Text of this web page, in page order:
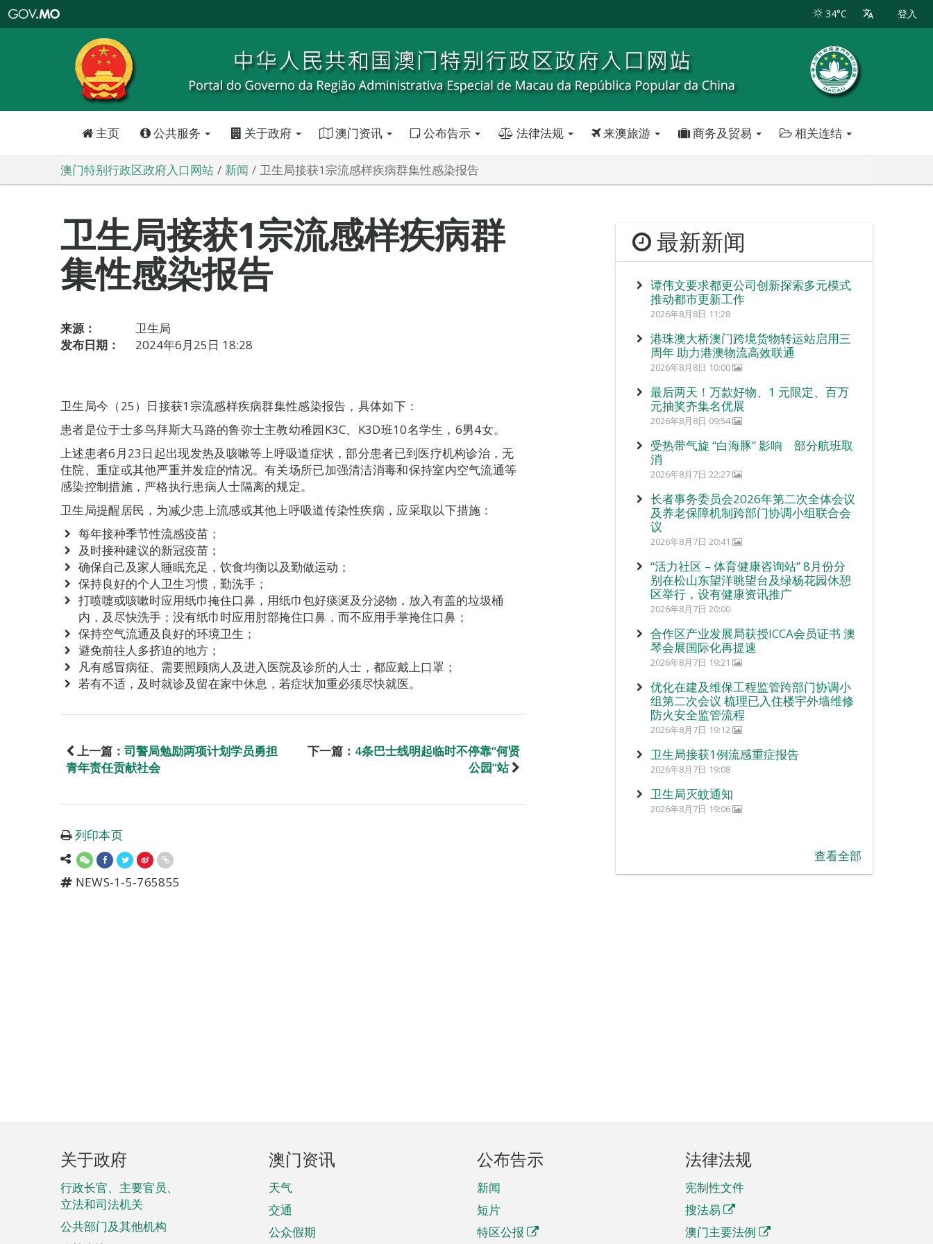
特
政
区
政
口
34°C 登入
主页 公共服务 关于政府 澳门资讯 公布告示 法律法规 来澳旅游 商务及贸易 相关连结
澳门特别行政区政府入口网站 新闻 卫生局接获1宗流感样疾病群集性感染报告
卫生局接获1宗流感样疾病群
集性感染报告
来源：
卫生局
发布日期：
2024年6月25日 18:28
卫生局今（25）日接获1宗流感样疾病群集性感染报告，具体如下：
患者是位于士多鸟拜斯大马路的鲁弥士主教幼稚园K3C、K3D班10名学生，6男4女。
上述患者6月23日起出现发热及咳嗽等上呼吸道症状，部分患者已到医疗机构诊治，无
住院、重症或其他严重并发症的情况。有关场所已加强清洁消毒和保持室内空气流通等
感染控制措施，严格执行患病人士隔离的规定。
卫生局提醒居民，为减少患上流感或其他上呼吸道传染性疾病，应采取以下措施：
每年接种季节性流感疫苗；
及时接种建议的新冠疫苗；
确保自己及家人睡眠充足，饮食均衡以及勤做运动；
保持良好的个人卫生习惯，勤洗手；
打喷嚏或咳嗽时应用纸巾掩住口鼻，用纸巾包好痰涎及分泌物，放入有盖的垃圾桶
内，及尽快洗手；没有纸巾时应用肘部掩住口鼻，而不应用手掌掩住口鼻；
保持空气流通及良好的环境卫生；
避免前往人多挤迫的地方；
凡有感冒病征、需要照顾病人及进入医院及诊所的人士，都应戴上口罩；
若有不适，及时就诊及留在家中休息，若症状加重必须尽快就医。
上一篇： 司警局勉励两项计划学员勇担
青年责任贡献社会
下一篇： 4条巴士线明起临时不停靠“何贤
公园”站
列印本页
NEWS-1-5-765855
最新新闻
谭伟文要求都更公司创新探索多元模式
推动都市更新工作
2026年8月8日 11:28
港珠澳大桥澳门跨境货物转运站启用三
周年 助力港澳物流高效联通
2026年8月8日 10:00
最后两天！万款好物、1 元限定、百万
元抽奖齐集名优展
2026年8月8日 09:54
受热带气旋 “白海豚” 影响 部分航班取
消
2026年8月7日 22:27
长者事务委员会2026年第二次全体会议
及养老保障机制跨部门协调小组联合会
议
2026年8月7日 20:41
“活力社区 – 体育健康咨询站” 8月份分
别在松山东望洋眺望台及绿杨花园休憩
区举行，设有健康资讯推广
2026年8月7日 20:00
合作区产业发展局获授ICCA会员证书 澳
琴会展国际化再提速
2026年8月7日 19:21
优化在建及维保工程监管跨部门协调小
组第二次会议 梳理已入住楼宇外墙维修
防火安全监管流程
2026年8月7日 19:12
卫生局接获1例流感重症报告
2026年8月7日 19:08
卫生局灭蚊通知
2026年8月7日 19:06
查看全部
页
脚
菜
单
关于政府
行政长官、主要官员、
立法和司法机关
公共部门及其他机构
澳门资讯
天气
交通
公众假期
公布告示
新闻
短片
特区公报
法律法规
宪制性文件
搜法易
澳门主要法例